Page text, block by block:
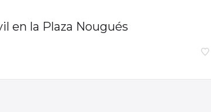
en la Plaza Nougués